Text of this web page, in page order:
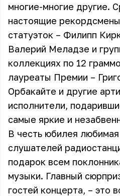
многие-многие другие.
настоящие
статуэток – Филипп
Валерий Меладзе и
коллекциях по 12
лауреаты Премии –
Орбакайте и другие
исполнители,
самые яркие и
В честь юбилея
слушателей
подарок всем
музыки. Главный
гостей концерта, – это